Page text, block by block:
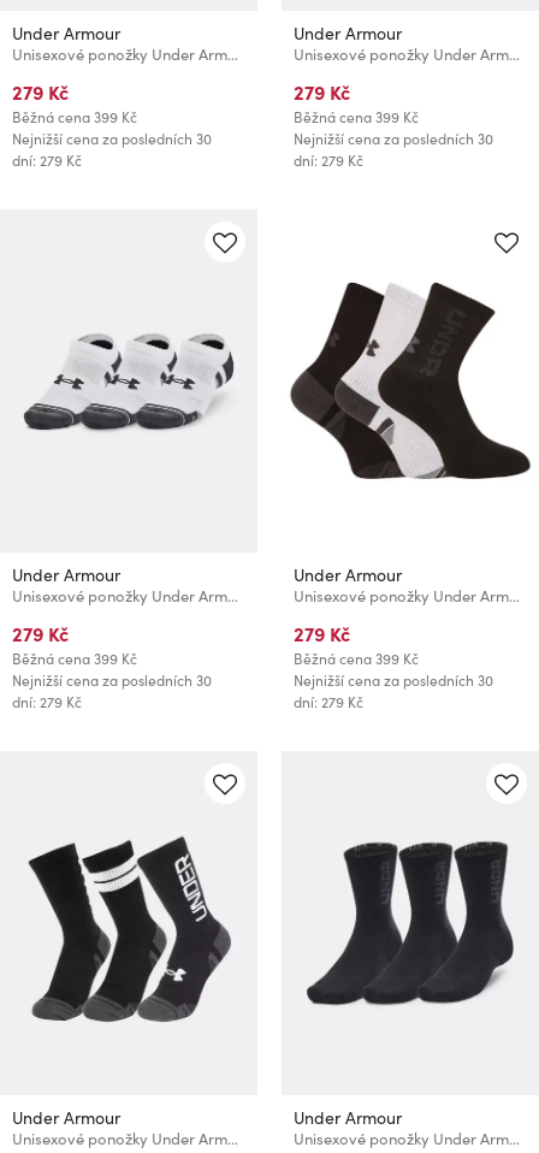
Under Armour
Unisexové ponožky Under Armour UA Performance Tech Crew (3 páry)
279 Kč
Běžná cena399 Kč
Nejnižší cena za posledních 30
dní: 279 Kč
Under Armour
Unisexové ponožky Under Armour UA Performance Tech Qtr (3 páry)
279 Kč
Běžná cena399 Kč
Nejnižší cena za posledních 30
dní: 279 Kč
Under Armour
Unisexové ponožky Under Armour UA Performance Cotton NS (3 páry)
279 Kč
Běžná cena399 Kč
Nejnižší cena za posledních 30
dní: 279 Kč
Under Armour
Unisexové ponožky Under Armour UA Performance Tech Crew (3 páry)
279 Kč
Běžná cena399 Kč
Nejnižší cena za posledních 30
dní: 279 Kč
Under Armour
Unisexové ponožky Under Armour UA Perf Tech Nov Crew (3 páry)
Under Armour
Unisexové ponožky Under Armour UA 3-Maker Mid-Crew (3 páry)